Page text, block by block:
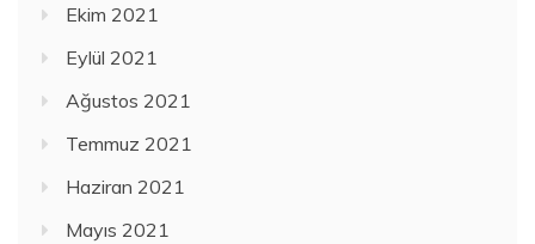
Ekim 2021
Eylül 2021
Ağustos 2021
Temmuz 2021
Haziran 2021
Mayıs 2021